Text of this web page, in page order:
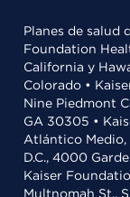
Planes de salud
Foundation
California y
Colorado •
Nine Piedmont
GA 30305 •
Atlántico Medio,
D.C., 4000
Kaiser
Multnomah St.,